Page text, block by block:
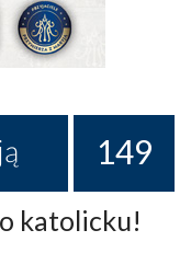
149
katolicku!